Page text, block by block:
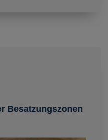
Besatzungszonen